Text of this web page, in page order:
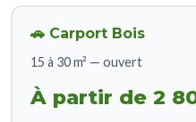
🚗 Carport Bois
15 à 30 m² — ouvert
À partir de 2